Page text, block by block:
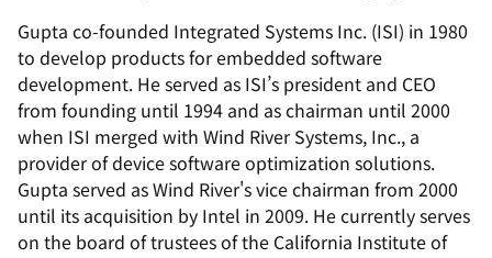
Gupta co-founded Integrated Systems Inc. (ISI) in 1980
to develop products for embedded software
development. He served as ISI’s president and CEO
from founding until 1994 and as chairman until 2000
when ISI merged with Wind River Systems, Inc., a
provider of device software optimization solutions.
Gupta served as Wind River's vice chairman from 2000
until its acquisition by Intel in 2009. He currently serves
on the board of trustees of the California Institute of